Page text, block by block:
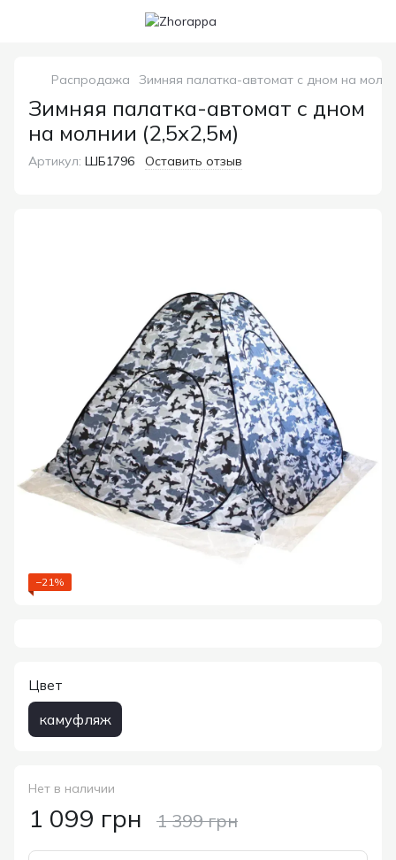
Распродажа Зимняя палатка-автомат с дном на
Зимняя палатка-автомат с дном
на молнии (2,5х2,5м)
Артикул: ШБ1796 Оставить отзыв
−21%
Цвет
камуфляж
Нет в наличии
1 099 грн 1 399 грн